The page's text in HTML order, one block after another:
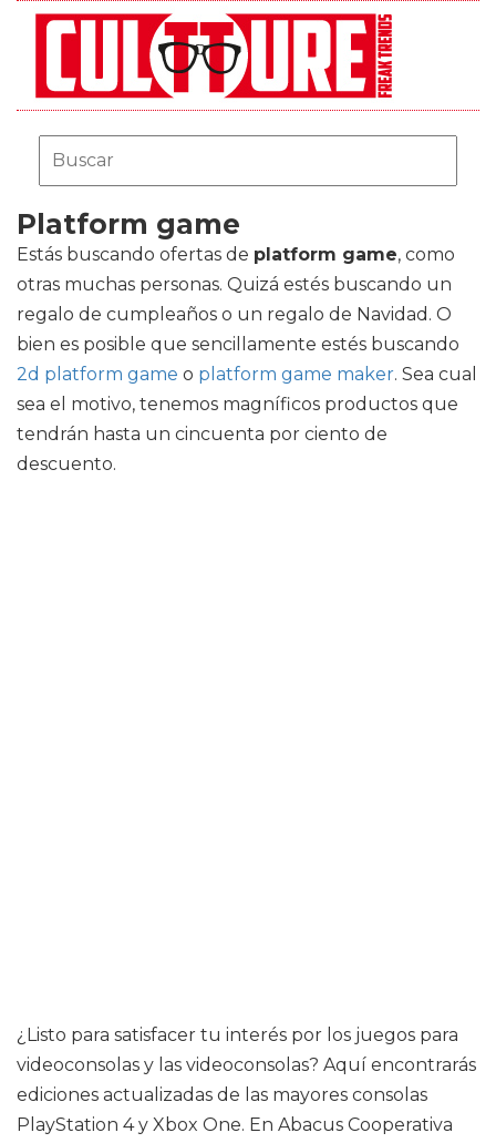
Platform game
Estás buscando ofertas de platform game, como
otras muchas personas. Quizá estés buscando un
regalo de cumpleaños o un regalo de Navidad. O
bien es posible que sencillamente estés buscando
2d platform game o platform game maker. Sea cual
sea el motivo, tenemos magníficos productos que
tendrán hasta un cincuenta por ciento de
descuento.
¿Listo para satisfacer tu interés por los juegos para
videoconsolas y las videoconsolas? Aquí encontrarás
ediciones actualizadas de las mayores consolas
PlayStation 4 y Xbox One. En Abacus Cooperativa